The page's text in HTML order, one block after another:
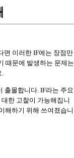
면 이러한 IF에는 장점만
때문에 발생하는 문제는
.
출몰합니다. IF라는 주요
한 고찰이 가능해집니
해하기 위해 쓰여졌습니